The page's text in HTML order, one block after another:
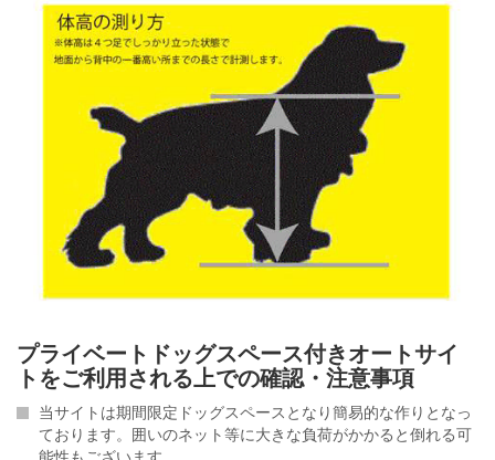
プライベートドッグスペース付きオートサイ
トをご利用される上での確認・注意事項
当サイトは期間限定ドッグスペースとなり簡易的な作りとなっ
ております。囲いのネット等に大きな負荷がかかると倒れる可